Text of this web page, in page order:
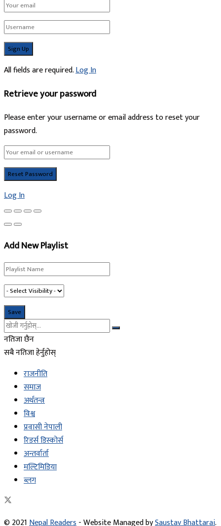
All fields are required.Log In
Retrieve your password
Please enter your username or email address to reset your
password.
Log In
Add New Playlist
नतिजा छैन
सबै नतिजा हेर्नुहोस्
राजनीति
समाज
अर्थतन्त्र
विश्व
प्रवासी नेपाली
रिडर्स डिस्कोर्स
अन्तर्वार्ता
मल्टिमिडिया
ब्लग
© 2021Nepal Readers- Website Managed bySaustav Bhattarai.